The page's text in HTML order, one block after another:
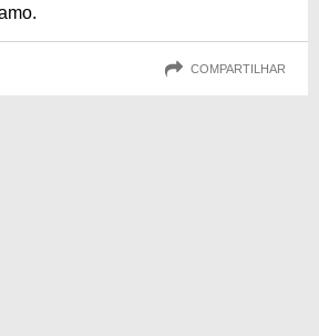
COMPARTILHAR